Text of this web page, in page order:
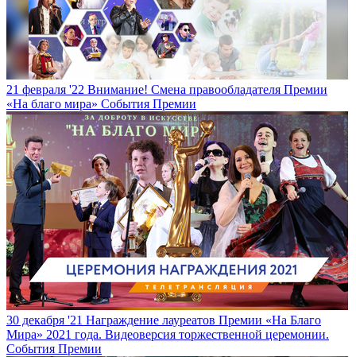
21 февраля '22 Внимание! Смена правообладателя Премии
«На благо мира» События Премии
30 декабря '21 Награждение лауреатов Премии «На Благо
Мира» 2021 года. Видеоверсия торжественной церемонии.
События Премии